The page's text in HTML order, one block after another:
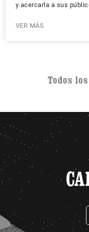
y acercarla a sus
VER MÁS
Todos